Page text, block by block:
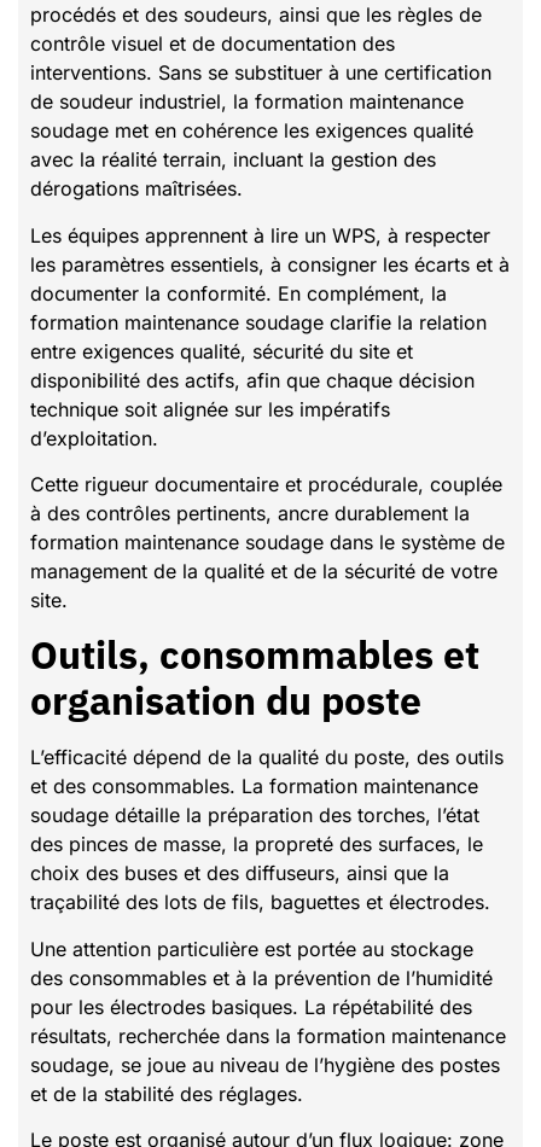
procédés et des soudeurs, ainsi que les règles de
contrôle visuel et de documentation des
interventions. Sans se substituer à une certification
de soudeur industriel, la formation maintenance
soudage met en cohérence les exigences qualité
avec la réalité terrain, incluant la gestion des
dérogations maîtrisées.
Les équipes apprennent à lire un WPS, à respecter
les paramètres essentiels, à consigner les écarts et à
documenter la conformité. En complément, la
formation maintenance soudage clarifie la relation
entre exigences qualité, sécurité du site et
disponibilité des actifs, afin que chaque décision
technique soit alignée sur les impératifs
d’exploitation.
Cette rigueur documentaire et procédurale, couplée
à des contrôles pertinents, ancre durablement la
formation maintenance soudage dans le système de
management de la qualité et de la sécurité de votre
site.
Outils, consommables et
organisation du poste
L’efficacité dépend de la qualité du poste, des outils
et des consommables. La formation maintenance
soudage détaille la préparation des torches, l’état
des pinces de masse, la propreté des surfaces, le
choix des buses et des diffuseurs, ainsi que la
traçabilité des lots de fils, baguettes et électrodes.
Une attention particulière est portée au stockage
des consommables et à la prévention de l’humidité
pour les électrodes basiques. La répétabilité des
résultats, recherchée dans la formation maintenance
soudage, se joue au niveau de l’hygiène des postes
et de la stabilité des réglages.
Le poste est organisé autour d’un flux logique: zone